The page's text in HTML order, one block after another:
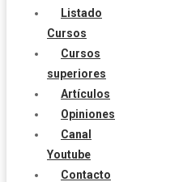
Listado
Cursos
Cursos
superiores
Artículos
Opiniones
Canal
Youtube
Contacto